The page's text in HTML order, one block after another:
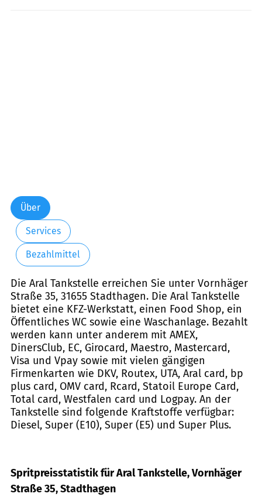
Über
Services
Bezahlmittel
Die Aral Tankstelle erreichen Sie unter Vornhäger
Straße 35, 31655 Stadthagen. Die Aral Tankstelle
bietet eine KFZ-Werkstatt, einen Food Shop, ein
Öffentliches WC sowie eine Waschanlage. Bezahlt
werden kann unter anderem mit AMEX,
DinersClub, EC, Girocard, Maestro, Mastercard,
Visa und Vpay sowie mit vielen gängigen
Firmenkarten wie DKV, Routex, UTA, Aral card, bp
plus card, OMV card, Rcard, Statoil Europe Card,
Total card, Westfalen card und Logpay. An der
Tankstelle sind folgende Kraftstoffe verfügbar:
Diesel, Super (E10), Super (E5) und Super Plus.
Spritpreisstatistik für Aral Tankstelle, Vornhäger
Straße 35, Stadthagen